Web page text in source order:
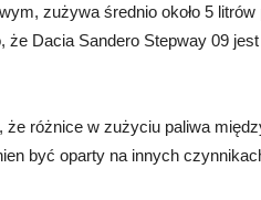
zużywa średnio około 5
że Dacia Sandero Stepway 09
różnice w zużyciu paliwa
być oparty na innych